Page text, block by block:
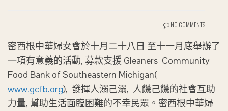
NO COMMENTS
密西根中華婦女會於十月二十八日 至十一月底舉辦了
一項有意義的活動, 募款支援 Gleaners Community
Food Bank of Southeastern Michigan(
www.gcfb.org), 發揮人溺己溺, 人饑己饑的社會互助
力量, 幫助生活面臨困難的不幸民眾。 密西根中華婦